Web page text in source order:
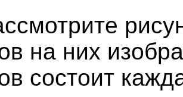
на них
состоит